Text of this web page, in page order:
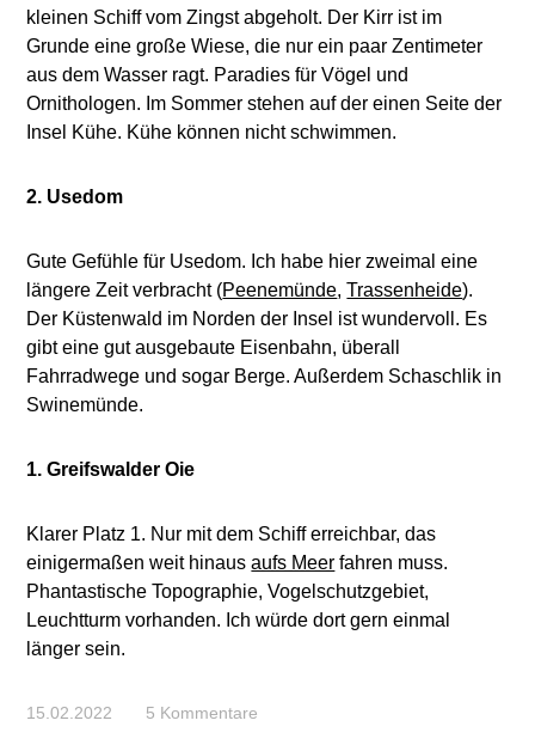
kleinen Schiff vom Zingst abgeholt. Der Kirr ist im
Grunde eine große Wiese, die nur ein paar Zentimeter
aus dem Wasser ragt. Paradies für Vögel und
Ornithologen. Im Sommer stehen auf der einen Seite der
Insel Kühe. Kühe können nicht schwimmen.
2. Usedom
Gute Gefühle für Usedom. Ich habe hier zweimal eine
längere Zeit verbracht (Peenemünde,Trassenheide).
Der Küstenwald im Norden der Insel ist wundervoll. Es
gibt eine gut ausgebaute Eisenbahn, überall
Fahrradwege und sogar Berge. Außerdem Schaschlik in
Swinemünde.
1. Greifswalder Oie
Klarer Platz 1. Nur mit dem Schiff erreichbar, das
einigermaßen weit hinausaufs Meer fahren muss.
Phantastische Topographie, Vogelschutzgebiet,
Leuchtturm vorhanden. Ich würde dort gern einmal
länger sein.
15.02.2022 5 Kommentare